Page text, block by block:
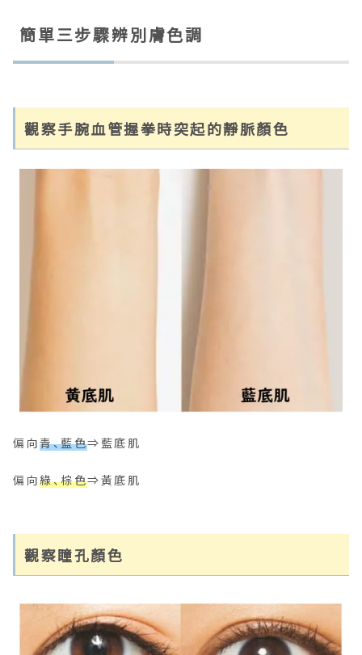
簡單三步驟辨別膚色調
觀察手腕血管握拳時突起的靜脈顏色
偏向青、藍色⇒藍底肌
偏向綠、棕色⇒黃底肌
觀察瞳孔顏色